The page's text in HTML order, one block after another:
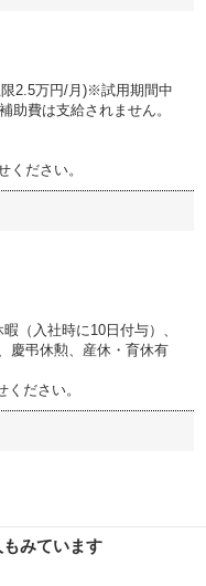
2.5万円/月)※試用期間中
助費は支給されません。
ださい。
（入社時に10日付与）、
慶弔休勲、産休・育休有
ださい。
みています